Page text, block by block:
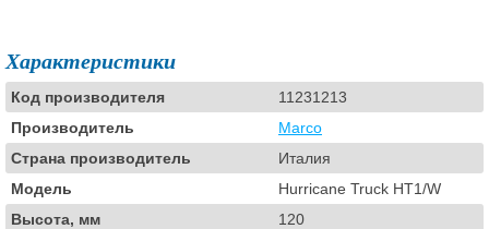
Характеристики
Код производителя
11231213
Производитель
Marco
Страна производитель
Италия
Модель
Hurricane Truck HT1/W
Высота, мм
120